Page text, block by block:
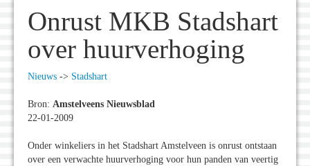
Onrust MKB Stadshart
over huurverhoging
Nieuws -> Stadshart
Bron: Amstelveens Nieuwsblad
22-01-2009
Onder winkeliers in het Stadshart Amstelveen is onrust ontstaan
over een verwachte huurverhoging voor hun panden van veertig